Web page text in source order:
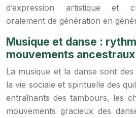
d’expression artistique et
oralement de génération en
Musique et danse :
mouvements ancestraux
La musique et la danse sont
la vie sociale et spirituelle des
entraînants des tambours, les
mouvements gracieux des